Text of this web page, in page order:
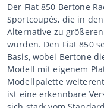
Der Fiat 850 Bertone
Sportcoupés, die in
Alternative zu
wurden. Den Fiat 850
Basis, wobei Bertone
Modell mit eigenem
Modellpalette
ist eine erkennbare